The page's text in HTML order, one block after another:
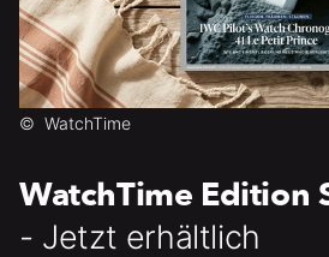
© WatchTime
WatchTime Edition
- Jetzt erhältlich